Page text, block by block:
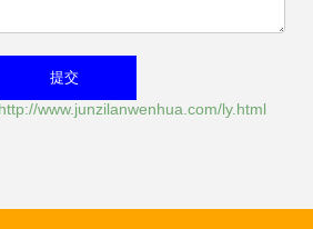
www.junzilanwenhua.com/ly.html